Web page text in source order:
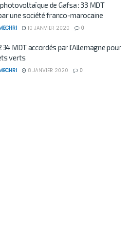
de Gafsa : 33 MDT
une société franco-marocaine
10 JANVIER 2020 0
MDT accordés par l’Allemagne pour
verts
8 JANVIER 2020 0